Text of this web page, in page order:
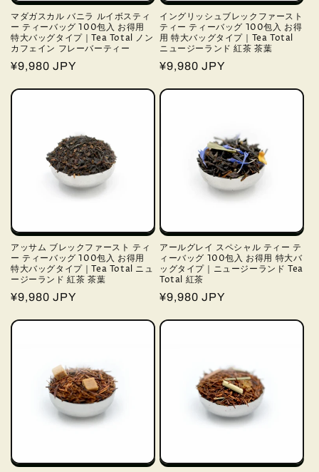
マダガスカル バニラ ルイボスティ
ー ティーバッグ 100包入 お得用
特大バッグタイプ｜Tea Total ノン
カフェイン フレーバーティー
通
価
¥9,980 JPY
イングリッシュブレックファースト
ティー ティーバッグ 100包入 お得
用 特大バッグタイプ｜Tea Total
ニュージーランド 紅茶 茶葉
通
価
¥9,980 JPY
アッサム ブレックファースト ティ
ー ティーバッグ 100包入 お得用
特大バッグタイプ｜Tea Total ニュ
ージーランド 紅茶 茶葉
通
価
¥9,980 JPY
アールグレイ スペシャル ティー テ
ィーバッグ 100包入 お得用 特大バ
ッグタイプ｜ニュージーランド Tea
Total 紅茶
通
価
¥9,980 JPY